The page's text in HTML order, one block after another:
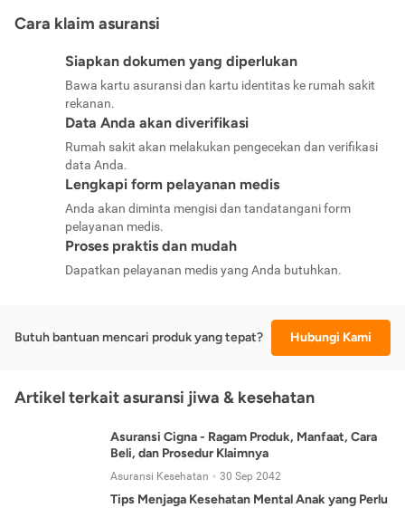
Cara klaim asuransi
Siapkan dokumen yang diperlukan
Bawa kartu asuransi dan kartu identitas ke rumah sakit
rekanan.
Data Anda akan diverifikasi
Rumah sakit akan melakukan pengecekan dan verifikasi
data Anda.
Lengkapi form pelayanan medis
Anda akan diminta mengisi dan tandatangani form
pelayanan medis.
Proses praktis dan mudah
Dapatkan pelayanan medis yang Anda butuhkan.
Butuh bantuan mencari produk yang tepat? Hubungi Kami
Artikel terkait asuransi jiwa & kesehatan
Asuransi Cigna - Ragam Produk, Manfaat, Cara
Beli, dan Prosedur Klaimnya
Asuransi Kesehatan 30 Sep 2042
Tips Menjaga Kesehatan Mental Anak yang Perlu